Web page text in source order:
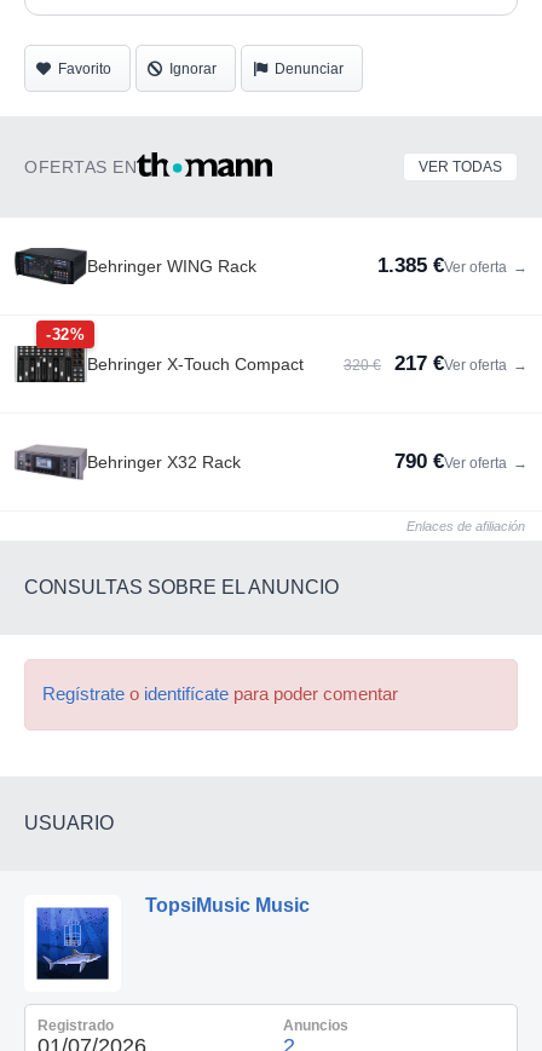
Favorito Ignorar Denunciar
OFERTAS EN VER TODAS
Behringer WING Rack 1.385 €Ver oferta →
-32%
Behringer X-Touch Compact 320 € 217 €Ver oferta →
Behringer X32 Rack 790 €Ver oferta →
Enlaces de afiliación
CONSULTAS SOBRE EL ANUNCIO
Regístrate o identifícate para poder comentar
USUARIO
TopsiMusic Music
Registrado Anuncios